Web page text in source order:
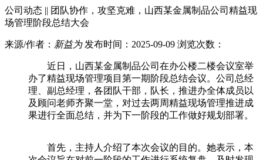
公司动态 || 团队协作，攻坚克难，山西某金属制品公司精益现
场管理阶段总结大会
来源/作者： 新益为发布时间：2025-09-09 浏览次数：
近日，山西某金属制品公司在办公楼二楼会议室举
办了精益现场管理项目第一期阶段总结会议。公司总经
理、副总经理，各团队干部，队长，推进办全体成员以
及顾问老师齐聚一堂，对过去两周精益现场管理推进成
果进行全面总结，并为下一阶段的工作做好规划部署。
首先，主持人介绍了本次会议的目的。她表示，本